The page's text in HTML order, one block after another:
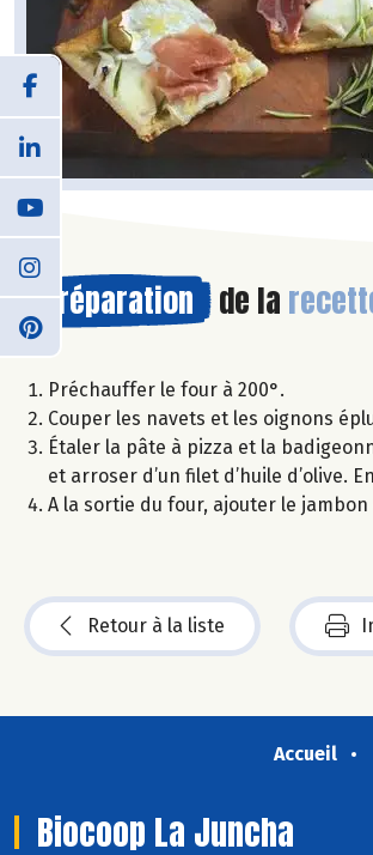
Préparation de la
Préchauffer le four à 200°.
Couper les navets et les oignons
Étaler la pâte à pizza et la
et arroser d’un filet d’huile d’olive.
A la sortie du four, ajouter le
Retour à la liste
Accueil
Biocoop La Juncha